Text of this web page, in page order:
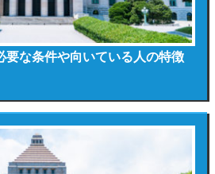
要な条件や向いている人の特徴